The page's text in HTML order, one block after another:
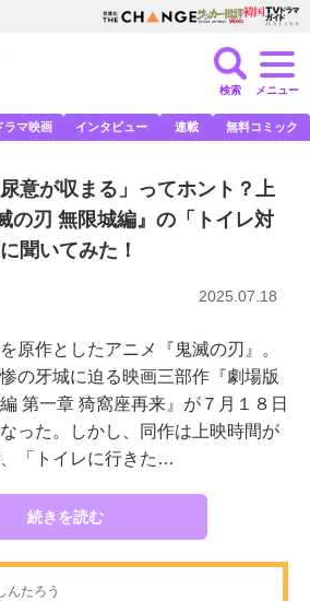
検索 メニュー
ラマ映画 インタビュー 連載 無料コミック
意が収まる」ってホント？上
の刃 無限城編』の「トイレ対
聞いてみた！
2025.07.18
原作としたアニメ『鬼滅の刃』。
の牙城に迫る映画三部作『劇場版
第一章 猗窩座再来』が７月１８日
った。しかし、同作は上映時間が
「トイレに行きた…
続きを読む
んたろう